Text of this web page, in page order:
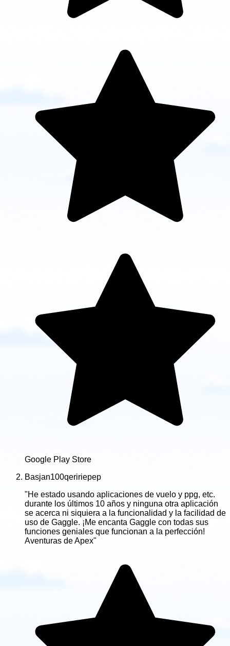
Google Play Store
Basjan100qeririepep
"He estado usando aplicaciones de vuelo y ppg, etc.
durante los últimos 10 años y ninguna otra aplicación
se acerca ni siquiera a la funcionalidad y la facilidad de
uso de Gaggle. ¡Me encanta Gaggle con todas sus
funciones geniales que funcionan a la perfección!
Aventuras de Apex"